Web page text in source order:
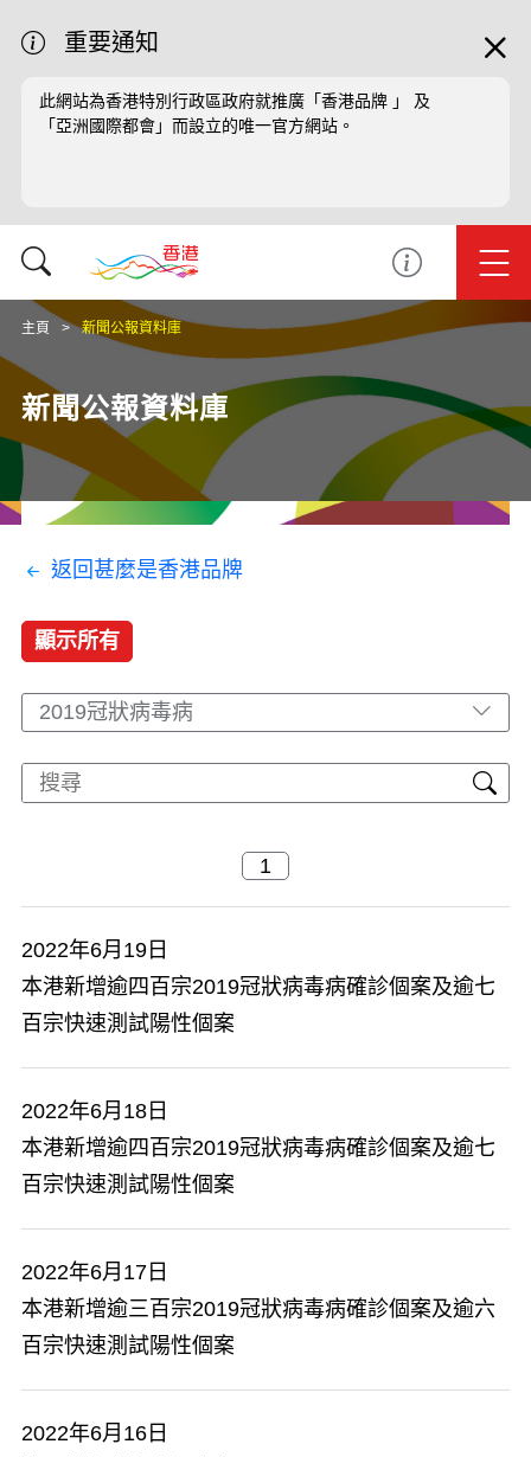
重要通知
此網站為香港特別行政區政府就推廣「香港品牌 」 及
「亞洲國際都會」而設立的唯一官方網站。
主頁 新聞公報資料庫
新聞公報資料庫
返回甚麼是香港品牌
顯示所有
2019冠狀病毒病
2022年6月19日
本港新增逾四百宗2019冠狀病毒病確診個案及逾七
百宗快速測試陽性個案
2022年6月18日
本港新增逾四百宗2019冠狀病毒病確診個案及逾七
百宗快速測試陽性個案
2022年6月17日
本港新增逾三百宗2019冠狀病毒病確診個案及逾六
百宗快速測試陽性個案
2022年6月16日